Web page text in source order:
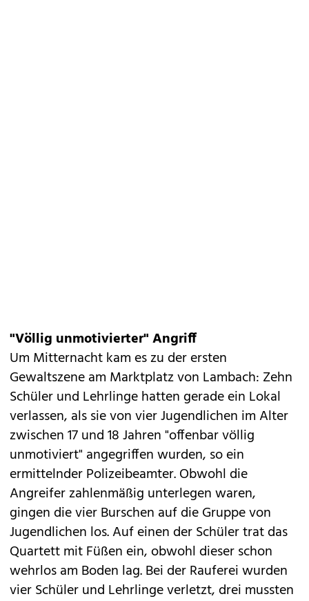
"Völlig unmotivierter" Angriff
Um Mitternacht kam es zu der ersten
Gewaltszene am Marktplatz von Lambach: Zehn
Schüler und Lehrlinge hatten gerade ein Lokal
verlassen, als sie von vier Jugendlichen im Alter
zwischen 17 und 18 Jahren "offenbar völlig
unmotiviert" angegriffen wurden, so ein
ermittelnder Polizeibeamter. Obwohl die
Angreifer zahlenmäßig unterlegen waren,
gingen die vier Burschen auf die Gruppe von
Jugendlichen los. Auf einen der Schüler trat das
Quartett mit Füßen ein, obwohl dieser schon
wehrlos am Boden lag. Bei der Rauferei wurden
vier Schüler und Lehrlinge verletzt, drei mussten